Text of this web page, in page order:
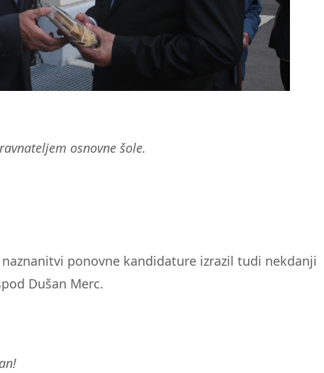
osnovne šole.
ponovne kandidature izrazil tudi nekdanji
Dušan Merc.